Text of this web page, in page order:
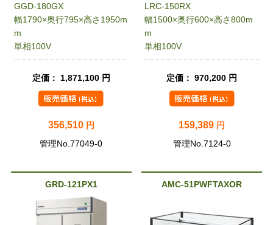
GGD-180GX
幅1790×奥行795×高さ1950m
m
単相100V
定価： 1,871,100 円
356,510 円
管理No.77049-0
LRC-150RX
幅1500×奥行600×高さ800m
m
単相100V
定価： 970,200 円
159,389 円
管理No.7124-0
GRD-121PX1 AMC-51PWFTAXOR